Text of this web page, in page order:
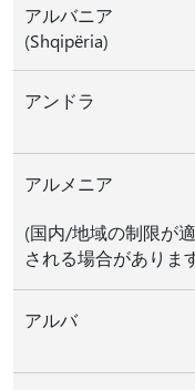
アルバニア
(Shqipëria)
アンドラ
アルメニア
(国内/地域の制限が
される場合がありま
アルバ